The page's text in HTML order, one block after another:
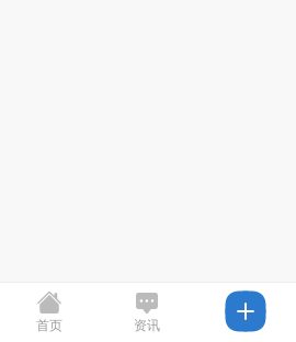
首页 资讯